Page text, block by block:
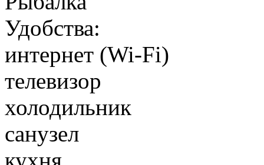
Удобства:
интернет (Wi-Fi)
телевизор
холодильник
санузел
кухня